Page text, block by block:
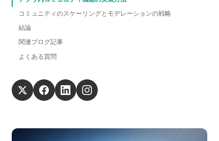
コミュニティのスケーリングとモデレーションの戦略
結論
関連ブログ記事
よくある質問